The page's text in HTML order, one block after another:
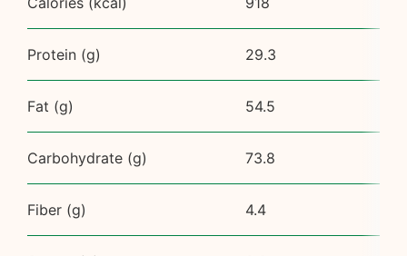
Protein (g) 29.3
Fat (g) 54.5
Carbohydrate (g) 73.8
Fiber (g) 4.4